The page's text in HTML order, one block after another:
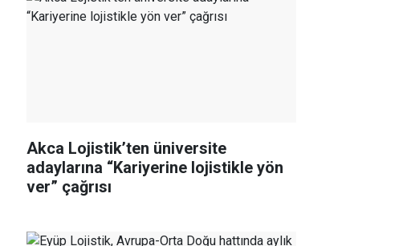
Akca Lojistik’ten üniversite
adaylarına “Kariyerine lojistikle yön
ver” çağrısı